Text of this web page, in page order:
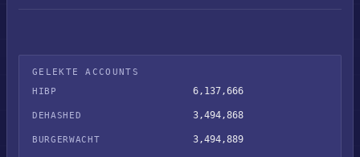
GELEKTE ACCOUNTS
HIBP
6,137,666
DEHASHED 3,494,868
BURGERWACHT 3,494,889